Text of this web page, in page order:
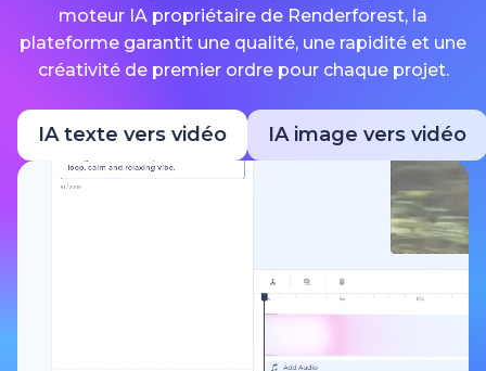
moteur IA propriétaire de Renderforest, la
plateforme garantit une qualité, une rapidité et une
créativité de premier ordre pour chaque projet.
IA texte vers vidéo IA image vers vidéo